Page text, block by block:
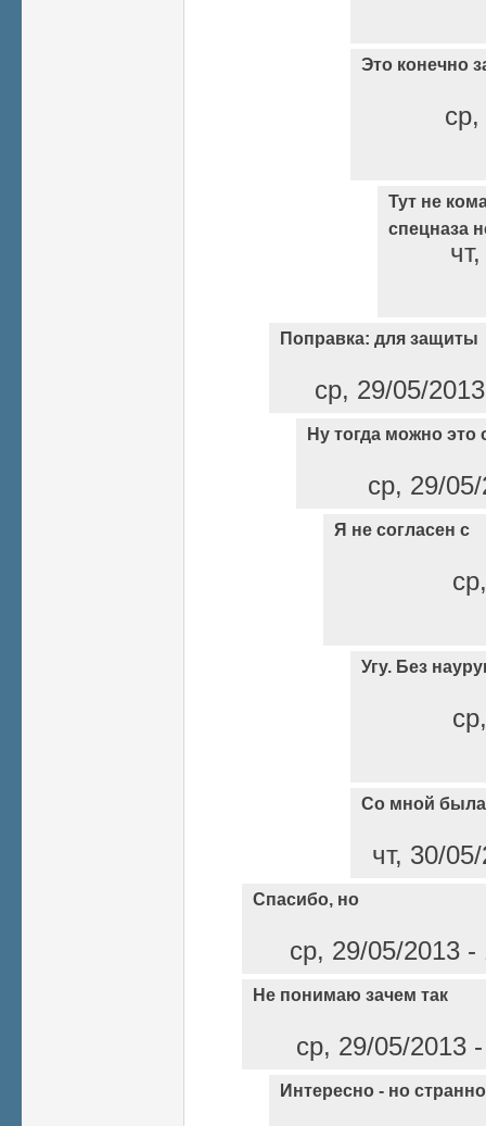
Это конечно
Тут не
спецназа
Поправка: для защиты
ср, 29/05/
Ну тогда можно это
ср, 29/
Я не согласен с
Угу. Без
Со мной была
чт, 30/
Спасибо, но
ср, 29/05/2013
Не понимаю зачем так
ср, 29/05/2013
Интересно - но странно